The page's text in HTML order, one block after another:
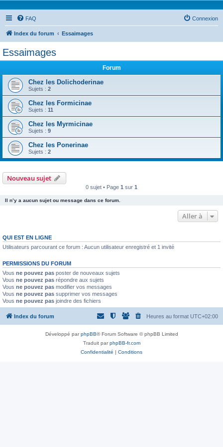
FAQ Connexion
Index du forum Essaimages
Essaimages
Forum
Chez les Dolichoderinae
Sujets : 2
Chez les Formicinae
Sujets : 11
Chez les Myrmicinae
Sujets : 9
Chez les Ponerinae
Sujets : 2
Nouveau sujet
0 sujet • Page 1 sur 1
Il n’y a aucun sujet ou message dans ce forum.
Aller à
QUI EST EN LIGNE
Utilisateurs parcourant ce forum : Aucun utilisateur enregistré et 1 invité
PERMISSIONS DU FORUM
Vous ne pouvez pas poster de nouveaux sujets
Vous ne pouvez pas répondre aux sujets
Vous ne pouvez pas modifier vos messages
Vous ne pouvez pas supprimer vos messages
Vous ne pouvez pas joindre des fichiers
Index du forum Heures au format UTC+02:00
Développé parphpBB® Forum Software © phpBB Limited
Traduit parphpBB-fr.com
Confidentialité | Conditions